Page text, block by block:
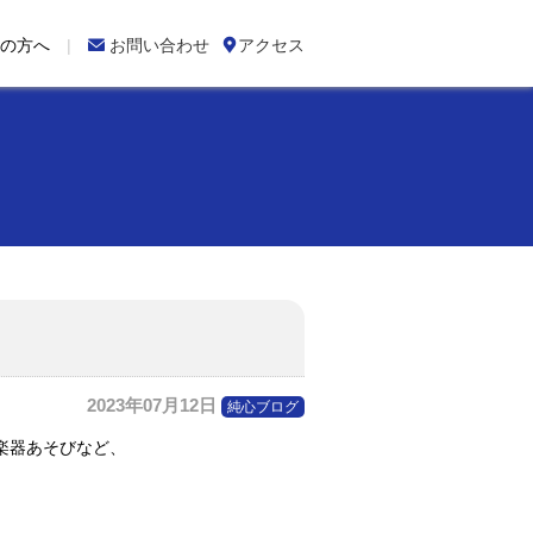
 お問い合わせ アクセス
方へ
2023年07月12日 純心ブログ
あそびなど、